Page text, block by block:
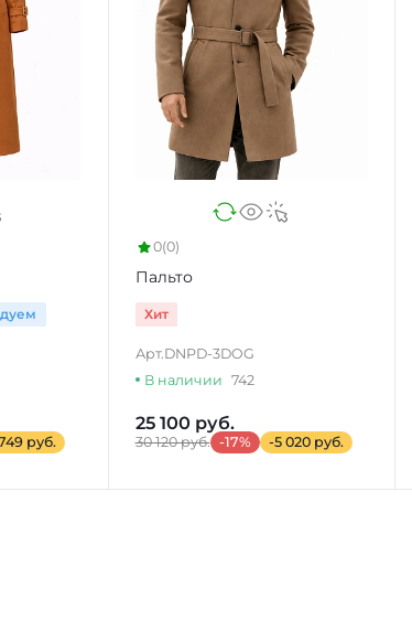
руб.
0(0)
Пальто
Хит
Арт. DNPD-3DOG
В наличии 742
25 100 руб.
30 120 руб. -17% -5 020 руб.